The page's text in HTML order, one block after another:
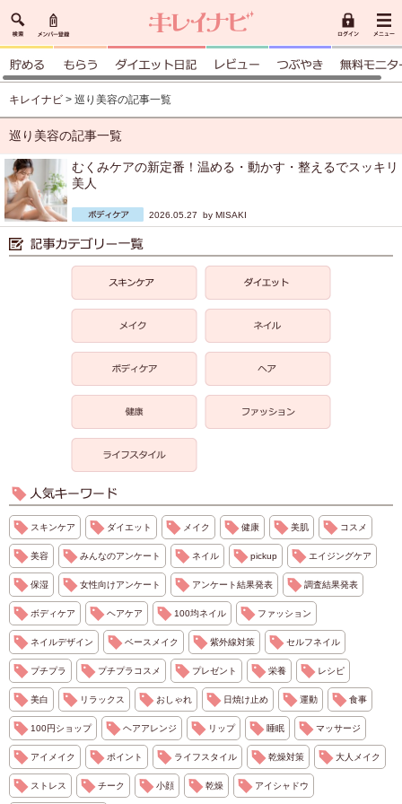
キレイナビ > 巡り美容の記事一覧
巡り美容の記事一覧
むくみケアの新定番！温める・動かす・整えるでスッキリ
美人
2026.05.27 by MISAKI
スキンケア ダイエット メイク 健康 美肌 コスメ
美容 みんなのアンケート ネイル pickup エイジングケア
保湿 女性向けアンケート アンケート結果発表 調査結果発表
ボディケア ヘアケア 100均ネイル ファッション
ネイルデザイン ベースメイク 紫外線対策 セルフネイル
プチプラ プチプラコスメ プレゼント 栄養 レシピ
美白 リラックス おしゃれ 日焼け止め 運動 食事
100円ショップ ヘアアレンジ リップ 睡眠 マッサージ
アイメイク ポイント ライフスタイル 乾燥対策 大人メイク
ストレス チーク 小顔 乾燥 アイシャドウ